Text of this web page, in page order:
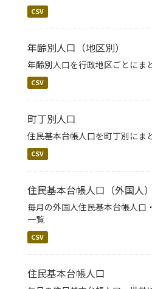
CSV
年齢別人口（地区別）
年齢別人口を行政地区ごとにま
CSV
町丁別人口
住民基本台帳人口を町丁別にま
CSV
住民基本台帳人口（外国人）
毎月の外国人住民基本台帳人口
一覧
CSV
住民基本台帳人口